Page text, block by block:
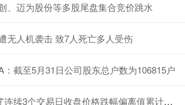
、迈为股份等多股尾盘集合竞价跳水
无人机袭击 致7人死亡多人受伤
：截至5月31日公司股东总户数为106815户
续3个交易日收盘价格跌幅偏离值累计达12%